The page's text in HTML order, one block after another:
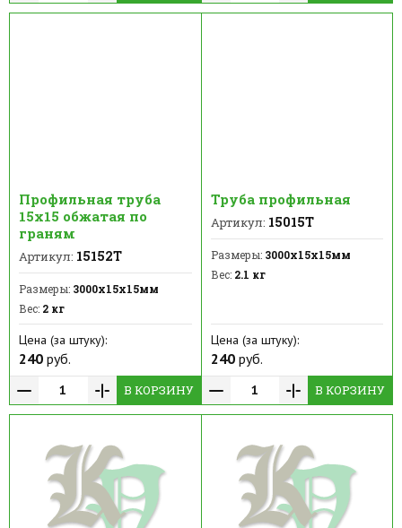
Профильная труба
15х15 обжатая по
граням
Артикул: 15152Т
Размеры: 3000х15х15мм
Вес: 2 кг
Цена (за штуку):
240 руб.
В КОРЗИНУ
Труба профильная
Артикул: 15015Т
Размеры:3000х15х15мм
Вес:2.1 кг
Цена (за штуку):
240руб.
В КОРЗИНУ